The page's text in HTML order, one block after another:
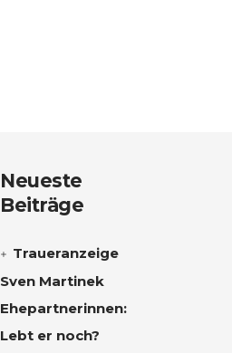
Neueste
Beiträge
Traueranzeige
Sven Martinek
Ehepartnerinnen:
Lebt er noch?